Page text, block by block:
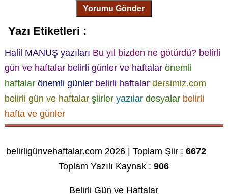
Yorumu Gönder
Yazı Etiketleri :
Halil MANUŞ yazıları Bu yıl bizden ne götürdü? belirli
gün ve haftalar belirli günler ve haftalar önemli
haftalar önemli günler belirli haftalar dersimiz.com
belirli gün ve haftalar şiirler yazılar dosyalar belirli
hafta ve günler
belirligünvehaftalar.com 2026 | Toplam Şiir :6672
Toplam Yazılı Kaynak :906
Belirli Gün ve Haftalar